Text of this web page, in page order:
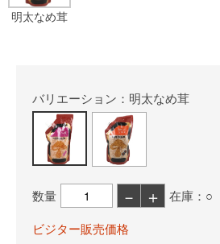
明太なめ茸
バリエーション：明太なめ茸
数量 － ＋
在庫：○
ビジター販売価格